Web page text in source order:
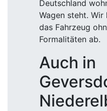
Deutschland
Wagen steht.
das Fahrzeug
Formalitäten ab.
Auch in